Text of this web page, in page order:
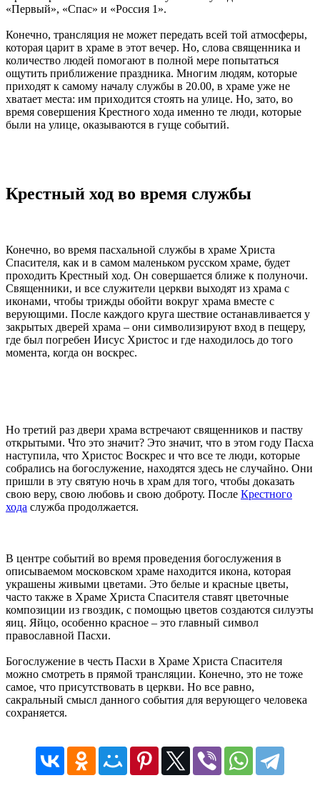
«Первый», «Спас» и «Россия 1».
Конечно, трансляция не может передать всей той атмосферы,
которая царит в храме в этот вечер. Но, слова священника и
количество людей помогают в полной мере попытаться
ощутить приближение праздника. Многим людям, которые
приходят к самому началу службы в 20.00, в храме уже не
хватает места: им приходится стоять на улице. Но, зато, во
время совершения Крестного хода именно те люди, которые
были на улице, оказываются в гуще событий.
Крестный ход во время службы
Конечно, во время пасхальной службы в храме Христа
Спасителя, как и в самом маленьком русском храме, будет
проходить Крестный ход. Он совершается ближе к полуночи.
Священники, и все служители церкви выходят из храма с
иконами, чтобы трижды обойти вокруг храма вместе с
верующими. После каждого круга шествие останавливается у
закрытых дверей храма – они символизируют вход в пещеру,
где был погребен Иисус Христос и где находилось до того
момента, когда он воскрес.
Но третий раз двери храма встречают священников и паству
открытыми. Что это значит? Это значит, что в этом году Пасха
наступила, что Христос Воскрес и что все те люди, которые
собрались на богослужение, находятся здесь не случайно. Они
пришли в эту святую ночь в храм для того, чтобы доказать
свою веру, свою любовь и свою доброту. После Крестного
хода служба продолжается.
В центре событий во время проведения богослужения в
описываемом московском храме находится икона, которая
украшены живыми цветами. Это белые и красные цветы,
часто также в Храме Христа Спасителя ставят цветочные
композиции из гвоздик, с помощью цветов создаются силуэты
яиц. Яйцо, особенно красное – это главный символ
православной Пасхи.
Богослужение в честь Пасхи в Храме Христа Спасителя
можно смотреть в прямой трансляции. Конечно, это не тоже
самое, что присутствовать в церкви. Но все равно,
сакральный смысл данного события для верующего человека
сохраняется.